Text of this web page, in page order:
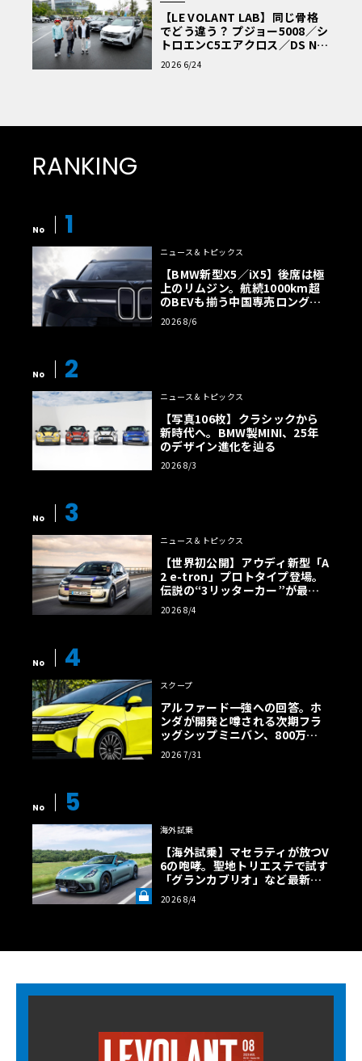
【LE VOLANT LAB】同じ骨格
でどう違う？ プジョー5008／シ
トロエンC5エアクロス／DS Nº4
読者一気乗りレポート
2026 6/24
RANKING
No 1
ニュース＆トピックス
【BMW新型X5／iX5】後席は極
上のリムジン。航続1000km超
のBEVも揃う中国専売ロング仕
様の全貌
2026 8/6
No 2
ニュース＆トピックス
【写真106枚】クラシックから
新時代へ。BMW製MINI、25年
のデザイン進化を辿る
2026 8/3
No 3
ニュース＆トピックス
【世界初公開】アウディ新型「A
2 e-tron」プロトタイプ登場。
伝説の“3リッターカー”が最高
効率エントリーBEVとして復活
【画像38枚】
2026 8/4
No 4
スクープ
アルファード一強への回答。ホ
ンダが開発と噂される次期フラ
ッグシップミニバン、800万円
超の勝算【予想CG】
2026 7/31
No 5
海外試乗
【海外試乗】マセラティが放つV
6の咆哮。聖地トリエステで試す
「グランカブリオ」など最新ト
ロフェオ3台の官能評価《LE VO
LANT LAB》
2026 8/4